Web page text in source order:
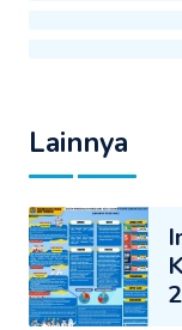
Lainnya